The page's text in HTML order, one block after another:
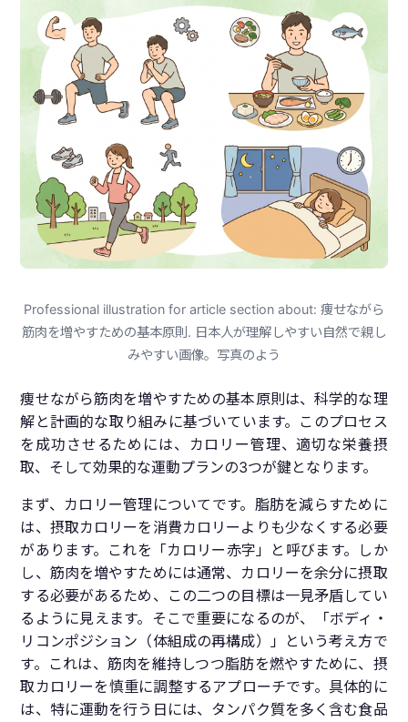
Professional illustration for article section about: 痩せながら
筋肉を増やすための基本原則. 日本人が理解しやすい自然で親し
みやすい画像。写真のよう
痩せながら筋肉を増やすための基本原則は、科学的な理
解と計画的な取り組みに基づいています。このプロセス
を成功させるためには、カロリー管理、適切な栄養摂
取、そして効果的な運動プランの3つが鍵となります。
まず、カロリー管理についてです。脂肪を減らすために
は、摂取カロリーを消費カロリーよりも少なくする必要
があります。これを「カロリー赤字」と呼びます。しか
し、筋肉を増やすためには通常、カロリーを余分に摂取
する必要があるため、この二つの目標は一見矛盾してい
るように見えます。そこで重要になるのが、「ボディ・
リコンポジション（体組成の再構成）」という考え方で
す。これは、筋肉を維持しつつ脂肪を燃やすために、摂
取カロリーを慎重に調整するアプローチです。具体的に
は、特に運動を行う日には、タンパク質を多く含む食品